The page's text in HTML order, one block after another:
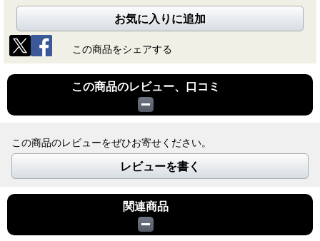
お気に入りに追加
この商品をシェアする
この商品のレビュー、口コミ
この商品のレビューをぜひお寄せください。
レビューを書く
関連商品